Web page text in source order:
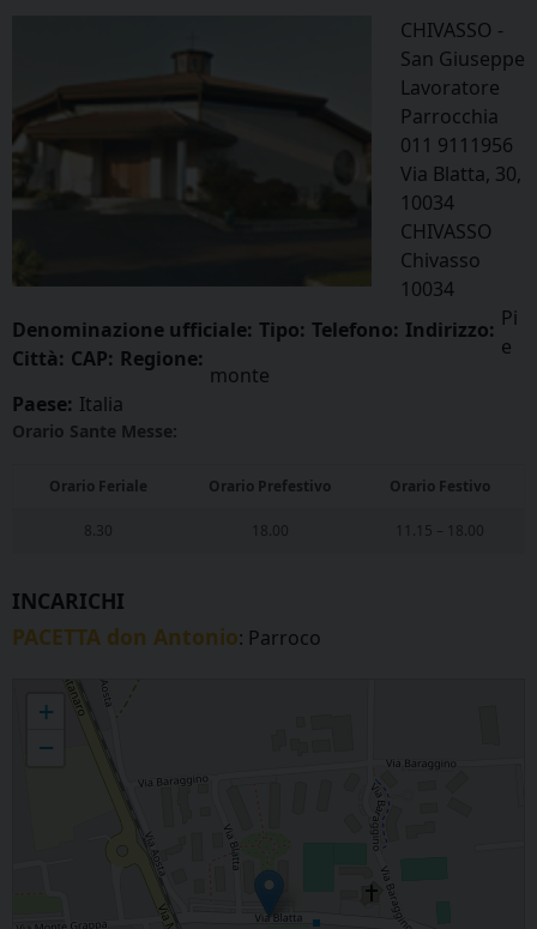
Denominazione ufficiale:
CHIVASSO -
San Giuseppe
Lavoratore
Tipo:
Parrocchia
Telefono:
011 9111956
Indirizzo:
Via Blatta, 30,
10034
CHIVASSO
Città:
Chivasso
CAP:
10034
Regione:
Pi
e
monte
Paese: Italia
Orario Sante Messe:
Orario Feriale Orario Prefestivo Orario Festivo
8.30 18.00 11.15 – 18.00
INCARICHI
PACETTA don Antonio: Parroco
CHIVASSO - San Giuseppe Lavoratore
+
−